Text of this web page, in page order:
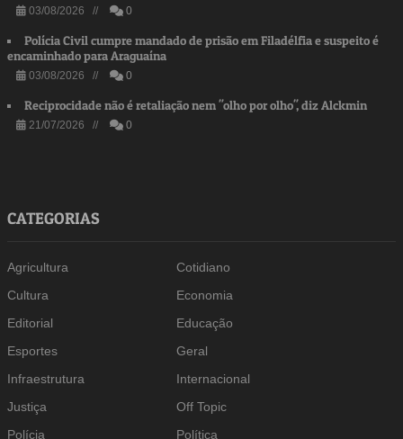
03/08/2026 // 0
Polícia Civil cumpre mandado de prisão em Filadélfia e suspeito é
encaminhado para Araguaína
03/08/2026 // 0
Reciprocidade não é retaliação nem "olho por olho", diz Alckmin
21/07/2026 // 0
CATEGORIAS
Agricultura
Cotidiano
Cultura
Economia
Editorial
Educação
Esportes
Geral
Infraestrutura
Internacional
Justiça
Off Topic
Polícia
Política